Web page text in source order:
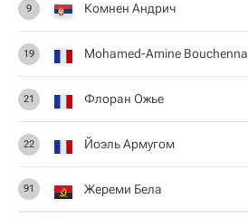
9 Комнен Андрич
19 Mohamed-Amine Bouchenna
21 Флоран Ожье
22 Йоэль Армугом
91 Жереми Бела